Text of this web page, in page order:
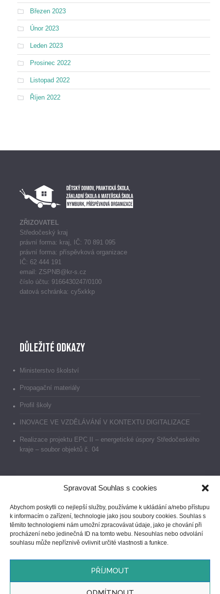
Spravovat Souhlas s cookies
Abychom poskytli co nejlepší služby, používáme k ukládání a/nebo přístupu
k informacím o zařízení, technologie jako jsou soubory cookies. Souhlas s
těmito technologiemi nám umožní zpracovávat údaje, jako je chování při
procházení nebo jedinečná ID na tomto webu. Nesouhlas nebo odvolání
souhlasu může nepříznivě ovlivnit určité vlastnosti a funkce.
PŘÍJMOUT
Březen 2023
Únor 2023
Leden 2023
Prosinec 2022
Listopad 2022
Říjen 2022
ZŘIZOVATEL
Středočeský kraj
právní forma: kraj, IČ: 70 891 095
právní forma: příspěvková organizace
IČ: 62 444 191
email: ZSPNB@kr-s.cz
číslo účtu: 9166430247/0100
datová schránka: cy5xkkp
Důležité odkazy
Ministerstvo školství
Propagační materiály
Profil školy
INOVACE VE VZDĚLÁVÁNÍ V KONTEXTU DIGITALIZACE
Realizace projektu EPC II – energetické úspory Středočeského
kraje – soubor objektů č. 04
Prohlášení o přístupnosti
GDPR